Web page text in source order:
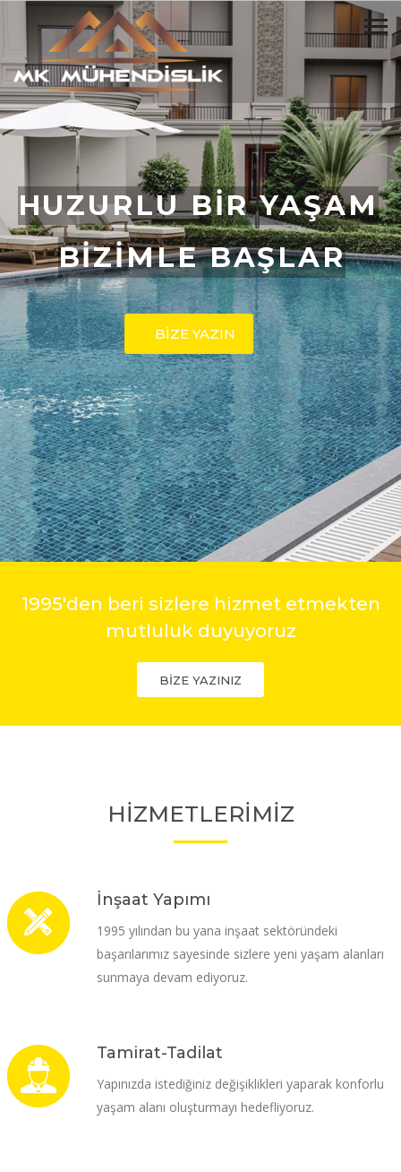
BİZİMLE BAŞLAR
BİZE YAZIN
HUZURLU BİR YAŞAM
1995'den beri sizlere hizmet etmekten
mutluluk duyuyoruz
BİZE YAZINIZ
HİZMETLERİMİZ
İnşaat Yapımı
1995 yılından bu yana inşaat sektöründeki
başarılarımız sayesinde sizlere yeni yaşam alanları
sunmaya devam ediyoruz.
Tamirat-Tadilat
Yapınızda istediğiniz değişiklikleri yaparak konforlu
yaşam alanı oluşturmayı hedefliyoruz.